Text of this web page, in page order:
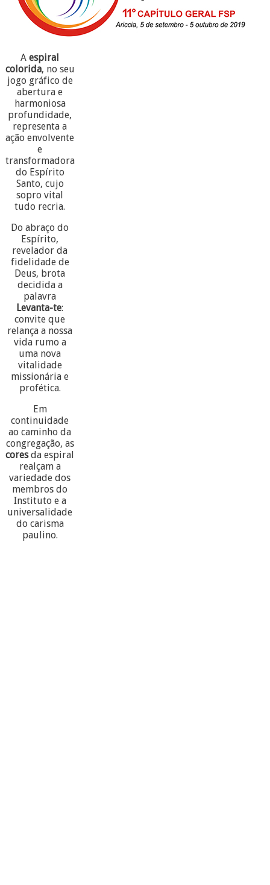
Aespiral
colorida, no seu
jogo gráfico de
abertura e
harmoniosa
profundidade,
representa a
ação envolvente
e
transformadora
do Espírito
Santo, cujo
sopro vital
tudo recria.
Do abraço do
Espírito,
revelador da
fidelidade de
Deus, brota
decidida a
palavra
Levanta-te:
convite que
relança a nossa
vida rumo a
uma nova
vitalidade
missionária e
profética.
Em
continuidade
ao caminho da
congregação, as
coresda espiral
realçam a
variedade dos
membros do
Instituto e a
universalidade
do carisma
paulino.